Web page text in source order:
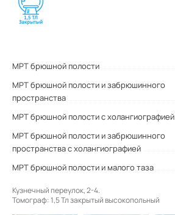
МРТ брюшной полости
МРТ брюшной полости и забрюшинного
пространства
МРТ брюшной полости с холангиографией
МРТ брюшной полости и забрюшинного
пространства с холангиографией
МРТ брюшной полости и малого таза
Кузнечный переулок, 2-4.
Томограф: 1,5 Тл закрытый высокопольный